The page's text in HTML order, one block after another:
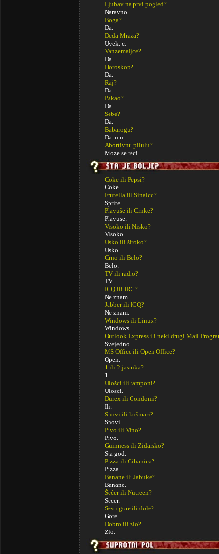
Ljubav na prvi pogled?
Naravno.
Boga?
Da.
Deda Mraza?
Uvek. c:
Vanzemaljce?
Da.
Horoskop?
Da.
Raj?
Da.
Pakao?
Da.
Sebe?
Da.
Babarogu?
Da. o.o
Abortivnu pilulu?
Moze se reci.
Coke ili Pepsi?
Coke.
Frutella ili Sinalco?
Sprite.
Plavuše ili Crnke?
Plavuse.
Visoko ili Nisko?
Visoko.
Usko ili široko?
Usko.
Crno ili Belo?
Belo.
TV ili radio?
TV.
ICQ ili IRC?
Ne znam.
Jabber ili ICQ?
Ne znam.
Windows ili Linux?
Windows.
Outlook Express ili neki drugi Mail
Svejedno.
MS Office ili Open Office?
Open.
1 ili 2 jastuka?
1.
Ulošci ili tamponi?
Ulosci.
Durex ili Condomi?
Ili.
Snovi ili košmari?
Snovi.
Pivo ili Vino?
Pivo.
Guinness ili Zidarsko?
Sta god.
Pizza ili Gibanica?
Pizza.
Banane ili Jabuke?
Banane.
Šećer ili Nutreen?
Secer.
Sesti gore ili dole?
Gore.
Dobro ili zlo?
Zlo.